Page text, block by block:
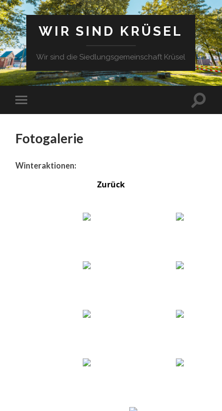
WIR SIND KRÜSEL
Wir sind die Siedlungsgemeinschaft Krüsel
Fotogalerie
Winteraktionen:
Zurück